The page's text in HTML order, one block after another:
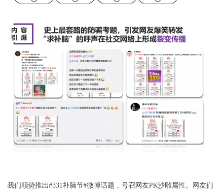
我们顺势推出#331补脑节#微博话题，号召网友PK沙雕属性。网友们